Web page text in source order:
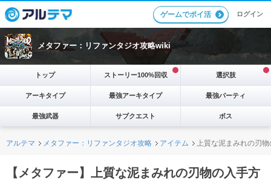
ゲームでポイ活 ログイン
メタファー：リファンタジオ攻略wiki
トップ ストーリー100%回収 選択肢
アーキタイプ 最強アーキタイプ 最強パーティ
最強武器 サブクエスト ボス
アルテマ メタファー：リファンタジオ攻略 アイテム 上質な泥まみれの刃
【メタファー】上質な泥まみれの刃物の入手方